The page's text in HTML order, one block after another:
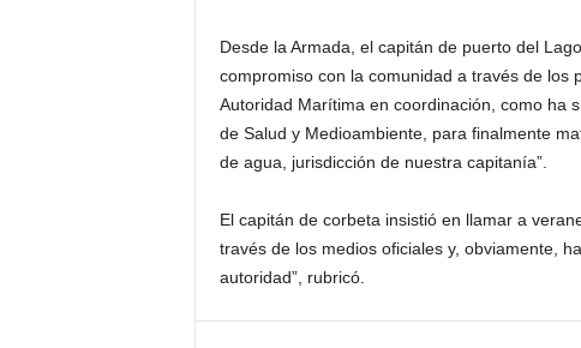
Desde la Armada, el capitán de puerto del
compromiso con la comunidad a través de los
Autoridad Marítima en coordinación, como ha
de Salud y Medioambiente, para finalmente
de agua, jurisdicción de nuestra capitanía”.
El capitán de corbeta insistió en llamar a
través de los medios oficiales y, obviamente,
autoridad”, rubricó.